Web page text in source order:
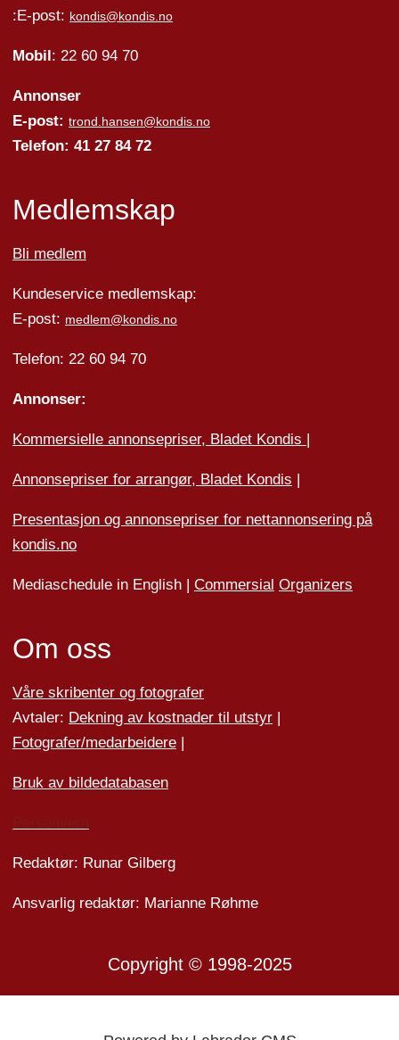
:E-post: kondis@kondis.no
Mobil: 22 60 94 70
Annonser
E-post: trond.hansen@kondis.no
Telefon: 41 27 84 72
Medlemskap
Bli medlem
Kundeservice medlemskap:
E-post: medlem@kondis.no
Telefon: 22 60 94 70
Annonser:
Kommersielle annonsepriser, Bladet Kondis |
Annonsepriser for arrangør, Bladet Kondis |
Presentasjon og annonsepriser for nettannonsering på
kondis.no
Mediaschedule in English | Commersial Organizers
Om oss
Våre skribenter og fotografer
Avtaler: Dekning av kostnader til utstyr|
Fotografer/medarbeidere|
Bruk av bildedatabasen
Redaktør: Runar Gilberg
Ansvarlig redaktør: Marianne Røhme
Copyright © 1998-2025